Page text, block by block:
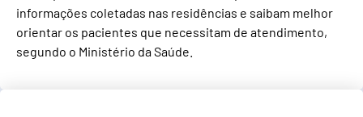
informações coletadas nas residências e saibam melhor
orientar os pacientes que necessitam de atendimento,
segundo o Ministério da Saúde.